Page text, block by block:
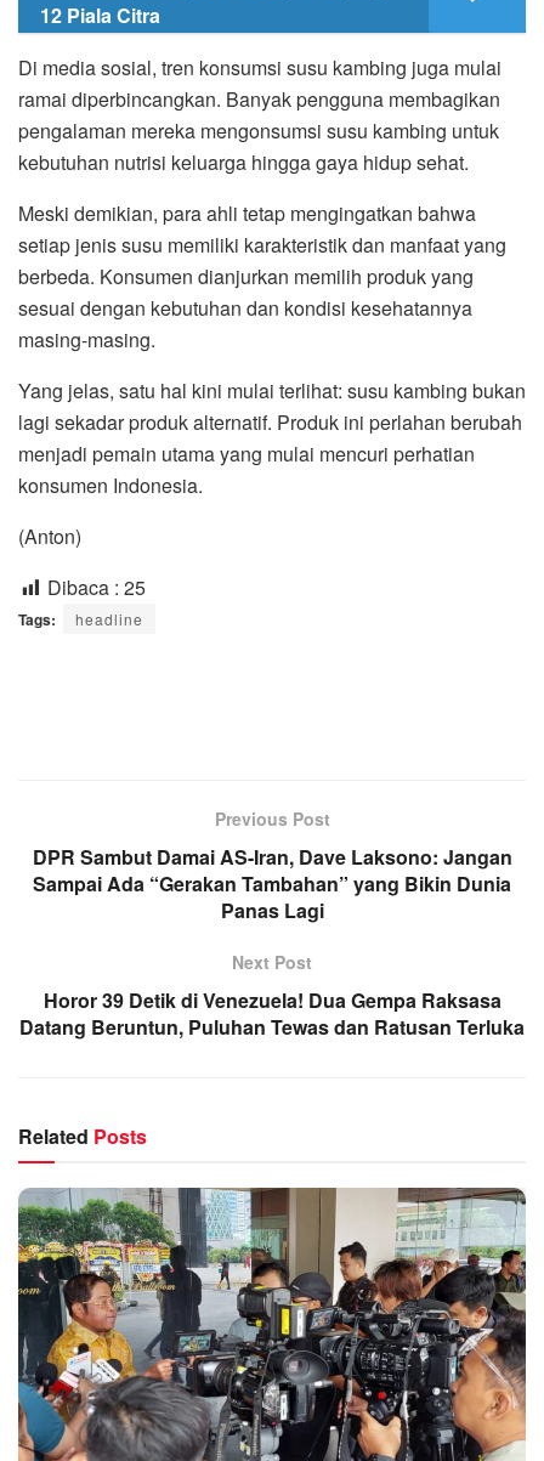
12 Piala Citra
Di media sosial, tren konsumsi susu kambing juga mulai
ramai diperbincangkan. Banyak pengguna membagikan
pengalaman mereka mengonsumsi susu kambing untuk
kebutuhan nutrisi keluarga hingga gaya hidup sehat.
Meski demikian, para ahli tetap mengingatkan bahwa
setiap jenis susu memiliki karakteristik dan manfaat yang
berbeda. Konsumen dianjurkan memilih produk yang
sesuai dengan kebutuhan dan kondisi kesehatannya
masing-masing.
Yang jelas, satu hal kini mulai terlihat: susu kambing bukan
lagi sekadar produk alternatif. Produk ini perlahan berubah
menjadi pemain utama yang mulai mencuri perhatian
konsumen Indonesia.
(Anton)
Dibaca : 25
Tags: headline
Previous Post
DPR Sambut Damai AS-Iran, Dave Laksono: Jangan
Sampai Ada “Gerakan Tambahan” yang Bikin Dunia
Panas Lagi
Next Post
Horor 39 Detik di Venezuela! Dua Gempa Raksasa
Datang Beruntun, Puluhan Tewas dan Ratusan Terluka
Related Posts